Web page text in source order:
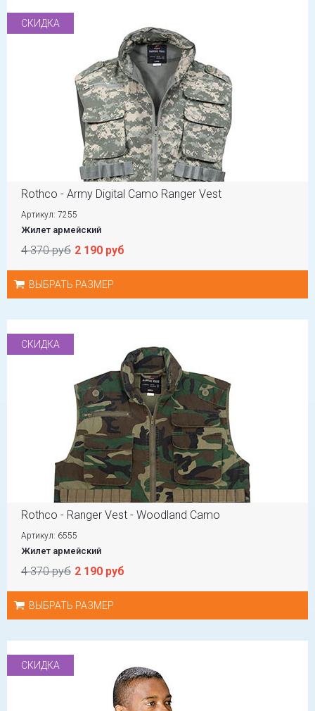
СКИДКА
Rothco - Army Digital Camo Ranger Vest
Артикул: 7255
Жилет армейский
4 370 руб 2 190 руб
ВЫБРАТЬ РАЗМЕР
СКИДКА
Rothco - Ranger Vest - Woodland Camo
Артикул: 6555
Жилет армейский
4 370 руб 2 190 руб
ВЫБРАТЬ РАЗМЕР
СКИДКА